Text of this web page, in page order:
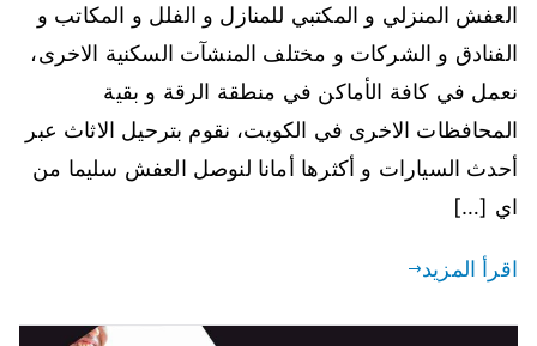
العفش المنزلي و المكتبي للمنازل و الفلل و المكاتب و
الفنادق و الشركات و مختلف المنشآت السكنية الاخرى،
نعمل في كافة الأماكن في منطقة الرقة و بقية
المحافظات الاخرى في الكويت، نقوم بترحيل الاثاث عبر
أحدث السيارات و أكثرها أمانا لنوصل العفش سليما من
اي […]
اقرأ المزيد